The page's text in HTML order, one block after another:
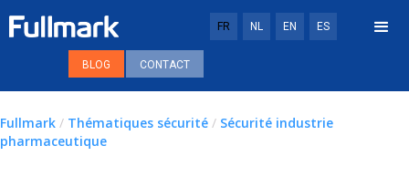
FR NL EN ES
BLOG CONTACT
Fullmark / Thématiques sécurité / Sécurité industrie
pharmaceutique